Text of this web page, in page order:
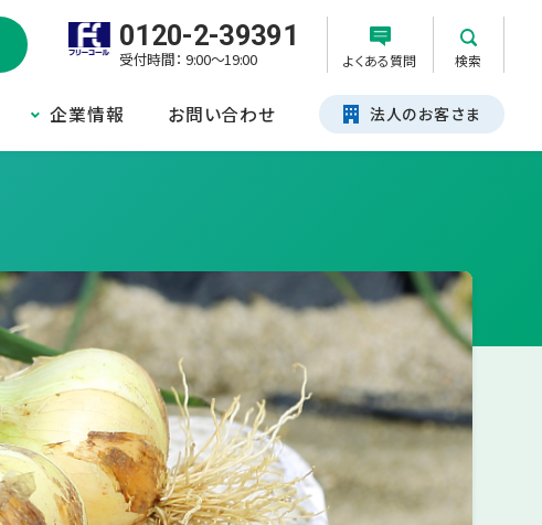
0120-2-39391
受付時間： 9:00～19:00 よくある質問 検索
企業情報 お問い合わせ 法人のお客さま